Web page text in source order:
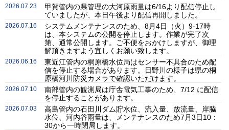
2026.07.23
甲賀管内の県管理の大河原雨量は6/16より配信停止し
ていましたが、本日午後より配信再開しました。
2026.07.16
システムメンテナンスのため、8月4日（火）9-17時
は、本システムの公開を停止します。作業が完了次
第、通常公開します。ご不便をおかけしますが、御理
解頂きますよう宜しくお願い致します。
2026.06.16
東近江管内の桐原橋水位局はセンサー不具合のため配
信を停止する場合があります。日野川の様子は県の桐
原橋河川防災カメラで確認いただけます。
2026.07.10
南部管内の観測局は庁舎電気工事のため、7/12 に配信
を停止することがあります。
2026.07.03
高島管内の石田川ダム貯水位、流入量、放流量、岸脇
水位、河内谷雨量は、メンテナンスのため7月3日10：
30から一時閉局します。